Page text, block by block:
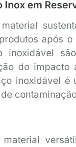
Inox em
após
do
inoxidável